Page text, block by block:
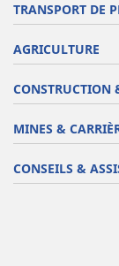
TRANSPORT DE
AGRICULTURE
CONSTRUCTION
MINES &
CONSEILS &